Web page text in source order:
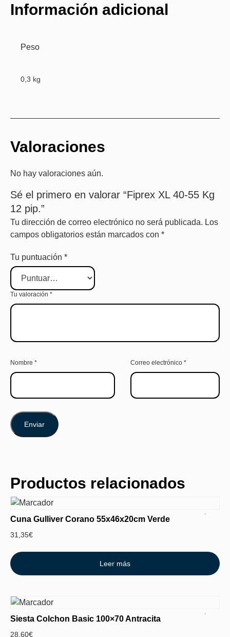
Información adicional
Peso
0,3 kg
Valoraciones
No hay valoraciones aún.
Sé el primero en valorar “Fiprex XL 40-55 Kg
12 pip.”
Tu dirección de correo electrónico no será publicada. Los
campos obligatorios están marcados con *
Tu puntuación *
Tu valoración *
Nombre * Correo electrónico *
Productos relacionados
Cuna Gulliver Corano 55x46x20cm Verde
31,35€
Leer más
Siesta Colchon Basic 100×70 Antracita
28,60€